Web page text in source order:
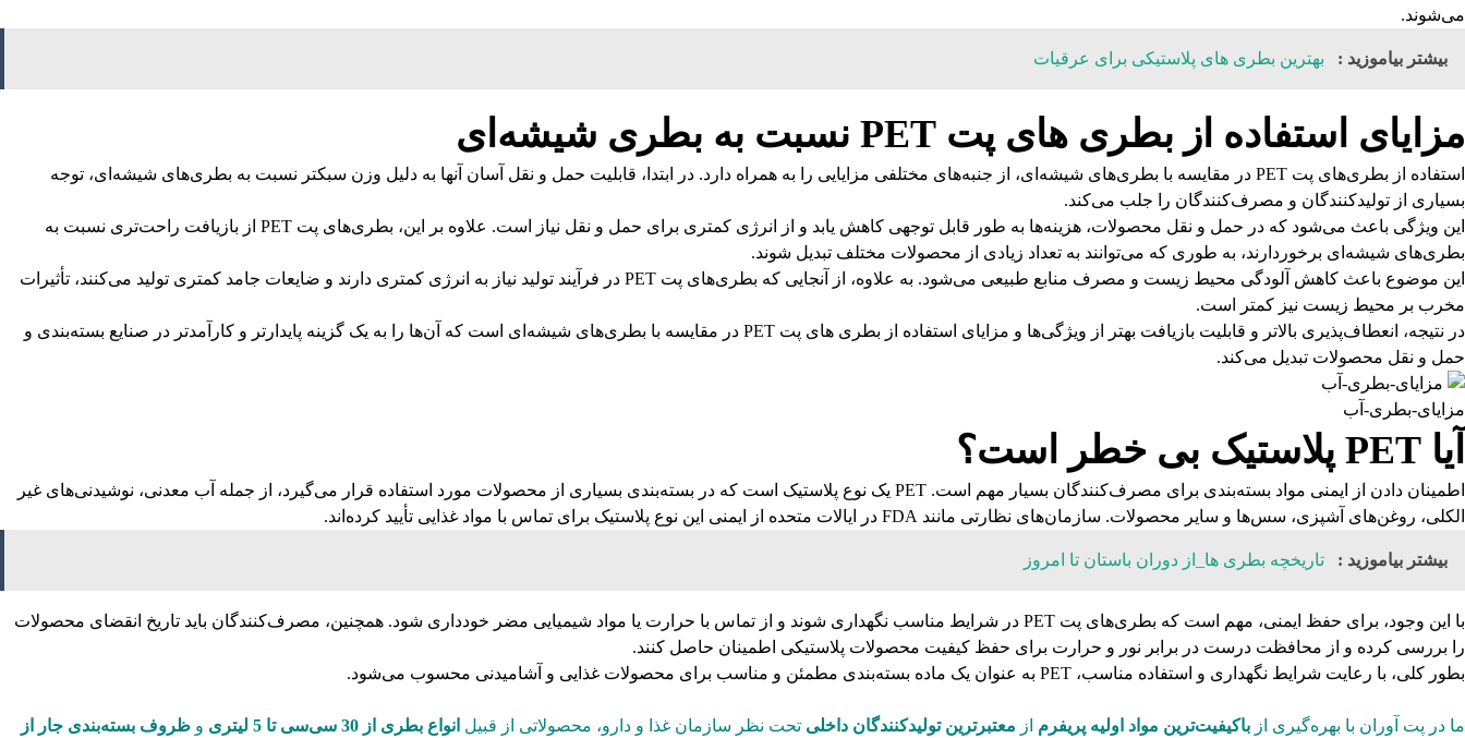
می‌شوند.
بیشتر بیاموزید : بهترین بطری های پلاستیکی برای عرقیات
مزایای استفاده از بطری های پت PET نسبت به بطری شیشه‌ای
استفاده از بطری‌های پت PET در مقایسه با بطری‌های شیشه‌ای، از جنبه‌های مختلفی مزایایی را به همراه دارد. در ابتدا، قابلیت حمل و نقل آسان آنها به دلیل وزن سبکتر نسبت به بطری‌های شیشه‌ای، توجه
بسیاری از تولیدکنندگان و مصرف‌کنندگان را جلب می‌کند.
این ویژگی باعث می‌شود که در حمل و نقل محصولات، هزینه‌ها به طور قابل توجهی کاهش یابد و از انرژی کمتری برای حمل و نقل نیاز است. علاوه بر این، بطری‌های پت PET از بازیافت راحت‌تری نسبت به
بطری‌های شیشه‌ای برخوردارند، به طوری که می‌توانند به تعداد زیادی از محصولات مختلف تبدیل شوند.
این موضوع باعث کاهش آلودگی محیط زیست و مصرف منابع طبیعی می‌شود. به علاوه، از آنجایی که بطری‌های پت PET در فرآیند تولید نیاز به انرژی کمتری دارند و ضایعات جامد کمتری تولید می‌کنند، تأثیرات
مخرب بر محیط زیست نیز کمتر است.
در نتیجه، انعطاف‌پذیری بالاتر و قابلیت بازیافت بهتر از ویژگی‌ها و مزایای استفاده از بطری های پت PET در مقایسه با بطری‌های شیشه‌ای است که آن‌ها را به یک گزینه پایدارتر و کارآمدتر در صنایع بسته‌بندی و
حمل و نقل محصولات تبدیل می‌کند.
مزایای-بطری-آب
آیا PET پلاستیک بی خطر است؟
اطمینان دادن از ایمنی مواد بسته‌بندی برای مصرف‌کنندگان بسیار مهم است. PET یک نوع پلاستیک است که در بسته‌بندی بسیاری از محصولات مورد استفاده قرار می‌گیرد، از جمله آب معدنی، نوشیدنی‌های غیر
الکلی، روغن‌های آشپزی، سس‌ها و سایر محصولات. سازمان‌های نظارتی مانند FDA در ایالات متحده از ایمنی این نوع پلاستیک برای تماس با مواد غذایی تأیید کرده‌اند.
بیشتر بیاموزید : تاریخچه بطری ها_از دوران باستان تا امروز
با این وجود، برای حفظ ایمنی، مهم است که بطری‌های پت PET در شرایط مناسب نگهداری شوند و از تماس با حرارت یا مواد شیمیایی مضر خودداری شود. همچنین، مصرف‌کنندگان باید تاریخ انقضای محصولات
را بررسی کرده و از محافظت درست در برابر نور و حرارت برای حفظ کیفیت محصولات پلاستیکی اطمینان حاصل کنند.
بطور کلی، با رعایت شرایط نگهداری و استفاده مناسب، PET به عنوان یک ماده بسته‌بندی مطمئن و مناسب برای محصولات غذایی و آشامیدنی محسوب می‌شود.
ما در پت آوران با بهره‌گیری از باکیفیت‌ترین مواد اولیه پریفرم از معتبرترین تولیدکنندگان داخلی تحت نظر سازمان غذا و دارو، محصولاتی از قبیل انواع بطری از 30 سی‌سی تا 5 لیتری و ظروف بسته‌بندی جار
از